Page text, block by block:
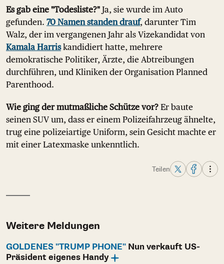
Es gab eine "Todesliste?" Ja, sie wurde im Auto
gefunden. 70 Namen standen drauf, darunter Tim
Walz, der im vergangenen Jahr als Vizekandidat von
Kamala Harriskandidiert hatte, mehrere
demokratische Politiker, Ärzte, die Abtreibungen
durchführen, und Kliniken der Organisation Planned
Parenthood.
Wie ging der mutmaßliche Schütze vor? Er baute
seinen SUV um, dass er einem Polizeifahrzeug ähnelte,
trug eine polizeiartige Uniform, sein Gesicht machte er
mit einer Latexmaske unkenntlich.
Teilen
Weitere Meldungen
GOLDENES "TRUMP PHONE" Nun verkauft US-
Präsident eigenes Handy